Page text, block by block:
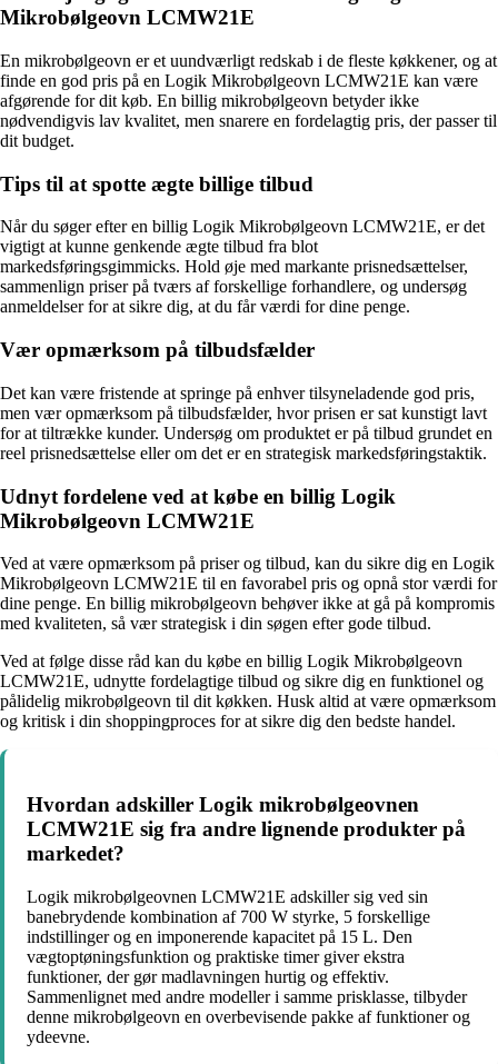
Mikrobølgeovn LCMW21E
En mikrobølgeovn er et uundværligt redskab i de fleste køkkener, og at
finde en god pris på en Logik Mikrobølgeovn LCMW21E kan være
afgørende for dit køb. En billig mikrobølgeovn betyder ikke
nødvendigvis lav kvalitet, men snarere en fordelagtig pris, der passer til
dit budget.
Tips til at spotte ægte billige tilbud
Når du søger efter en billig Logik Mikrobølgeovn LCMW21E, er det
vigtigt at kunne genkende ægte tilbud fra blot
markedsføringsgimmicks. Hold øje med markante prisnedsættelser,
sammenlign priser på tværs af forskellige forhandlere, og undersøg
anmeldelser for at sikre dig, at du får værdi for dine penge.
Vær opmærksom på tilbudsfælder
Det kan være fristende at springe på enhver tilsyneladende god pris,
men vær opmærksom på tilbudsfælder, hvor prisen er sat kunstigt lavt
for at tiltrække kunder. Undersøg om produktet er på tilbud grundet en
reel prisnedsættelse eller om det er en strategisk markedsføringstaktik.
Udnyt fordelene ved at købe en billig Logik
Mikrobølgeovn LCMW21E
Ved at være opmærksom på priser og tilbud, kan du sikre dig en Logik
Mikrobølgeovn LCMW21E til en favorabel pris og opnå stor værdi for
dine penge. En billig mikrobølgeovn behøver ikke at gå på kompromis
med kvaliteten, så vær strategisk i din søgen efter gode tilbud.
Ved at følge disse råd kan du købe en billig Logik Mikrobølgeovn
LCMW21E, udnytte fordelagtige tilbud og sikre dig en funktionel og
pålidelig mikrobølgeovn til dit køkken. Husk altid at være opmærksom
og kritisk i din shoppingproces for at sikre dig den bedste handel.
Hvordan adskiller Logik mikrobølgeovnen
LCMW21E sig fra andre lignende produkter på
markedet?
Logik mikrobølgeovnen LCMW21E adskiller sig ved sin
banebrydende kombination af 700 W styrke, 5 forskellige
indstillinger og en imponerende kapacitet på 15 L. Den
vægtoptøningsfunktion og praktiske timer giver ekstra
funktioner, der gør madlavningen hurtig og effektiv.
Sammenlignet med andre modeller i samme prisklasse, tilbyder
denne mikrobølgeovn en overbevisende pakke af funktioner og
ydeevne.